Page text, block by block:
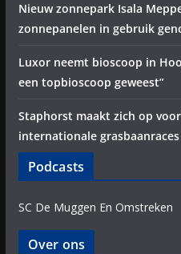
Nieuw zonnepark Isala
zonnepanelen in gebruik
Luxor neemt bioscoop in
een topbioscoop geweest”
Staphorst maakt zich op
internationale
Podcasts
SC De Muggen En Omstreken
Over ons